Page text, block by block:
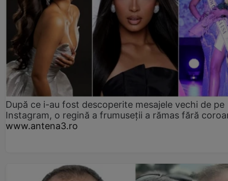
După ce i-au fost descoperite mesajele vechi de pe
Instagram, o regină a frumuseții a rămas fără
www.antena3.ro